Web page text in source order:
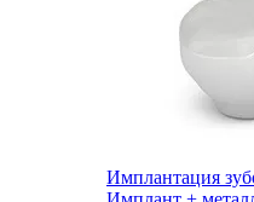
Имплантация